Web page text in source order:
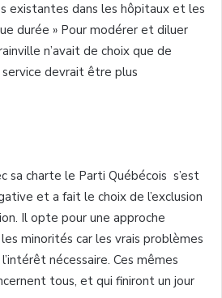
existantes dans les hôpitaux et les
durée » Pour modérer et diluer
n’avait de choix que de
service devrait être plus
sa charte le Parti Québécois s’est
et a fait le choix de l’exclusion
Il opte pour une approche
minorités car les vrais problèmes
nécessaire. Ces mêmes
tous, et qui finiront un jour